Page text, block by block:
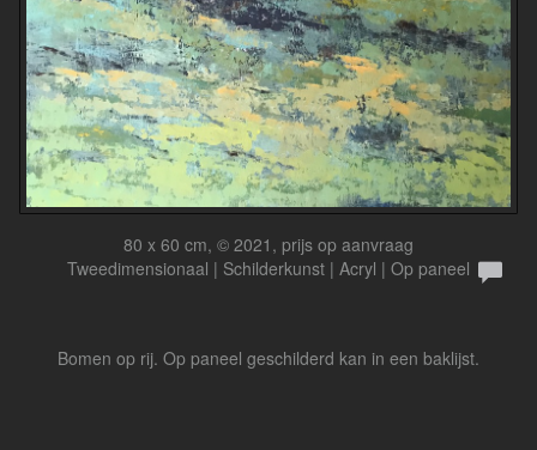
80 x 60 cm, © 2021, prijs op aanvraag
Tweedimensionaal | Schilderkunst | Acryl | Op paneel
Bomen op rij. Op paneel geschilderd kan in een baklijst.